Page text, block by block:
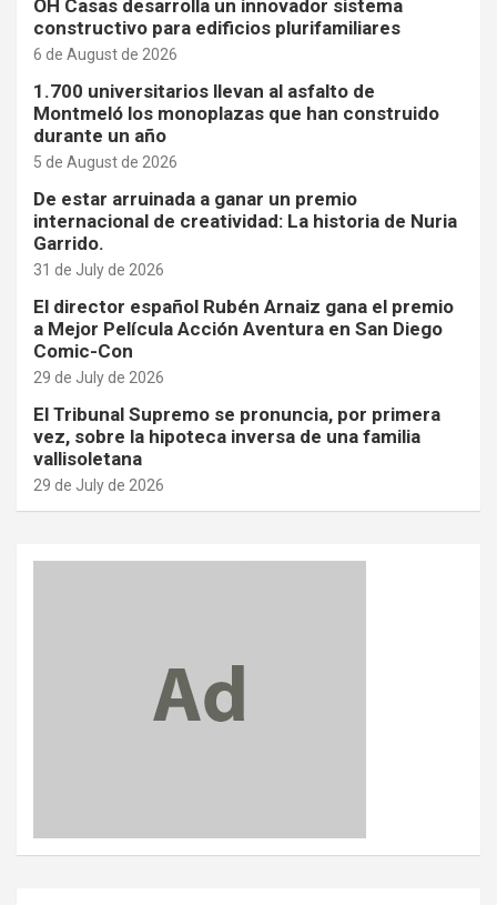
OH Casas desarrolla un innovador sistema
constructivo para edificios plurifamiliares
6 de August de 2026
1.700 universitarios llevan al asfalto de
Montmeló los monoplazas que han construido
durante un año
5 de August de 2026
De estar arruinada a ganar un premio
internacional de creatividad: La historia de Nuria
Garrido.
31 de July de 2026
El director español Rubén Arnaiz gana el premio
a Mejor Película Acción Aventura en San Diego
Comic-Con
29 de July de 2026
El Tribunal Supremo se pronuncia, por primera
vez, sobre la hipoteca inversa de una familia
vallisoletana
29 de July de 2026